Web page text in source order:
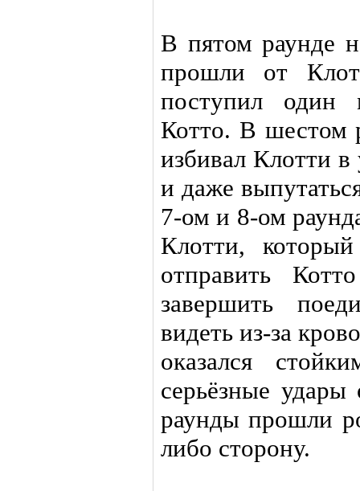
В пятом раунде
прошли от
поступил
Котто. В шестом
избивал Клотти в
и даже
7-ом и 8-ом
Клотти,
отправить
завершить
видеть из-за
оказался
серьёзные
раунды прошли
либо сторону.